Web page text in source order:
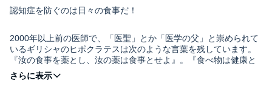
認知症を防ぐのは日々の食事だ！
2000年以上前の医師で、「医聖」とか「医学の父」と崇められて
いるギリシャのヒポクラテスは次のような言葉を残しています。
『汝の食事を薬とし、汝の薬は食事とせよ』。『食べ物は健康と
長寿と我々の幸福の源』ーー。